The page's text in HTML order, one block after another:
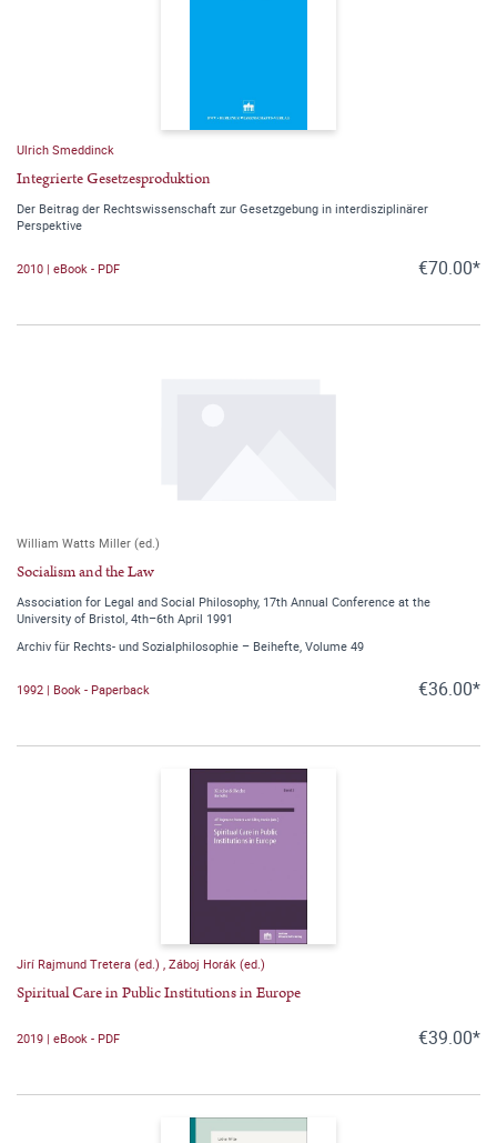
Ulrich Smeddinck
Integrierte Gesetzesproduktion
Der Beitrag der Rechtswissenschaft zur Gesetzgebung in interdisziplinärer
Perspektive
2010 | eBook - PDF €70.00*
William Watts Miller (ed.)
Socialism and the Law
Association for Legal and Social Philosophy, 17th Annual Conference at the
University of Bristol, 4th–6th April 1991
Archiv für Rechts- und Sozialphilosophie – Beihefte, Volume 49
1992 | Book - Paperback €36.00*
Jirí Rajmund Tretera (ed.) , Záboj Horák (ed.)
Spiritual Care in Public Institutions in Europe
2019 | eBook - PDF €39.00*